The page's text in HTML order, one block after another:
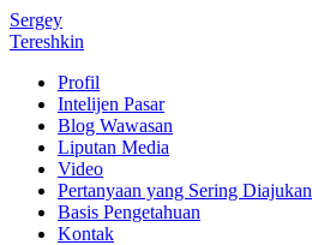
Sergey
Tereshkin
Profil
Intelijen Pasar
Blog Wawasan
Liputan Media
Video
Pertanyaan yang Sering Diajukan
Basis Pengetahuan
Kontak